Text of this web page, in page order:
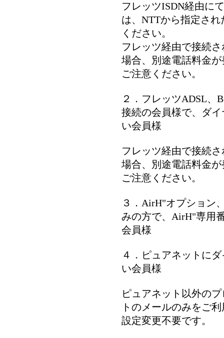
フレッツISDN経由に
は、NTTから指定さ
ください。
フレッツ経由で接続
場合、別途電話料金
ご注意ください。
２．フレッツADSL、
接続の会員様で、ダ
い会員様
フレッツ経由で接続
場合、別途電話料金
ご注意ください。
３．AirH"オプション
みの方で、AirH"専用
会員様
４．ピュアネットに
い会員様
ピュアネット以外の
トのメールのみをご
設定変更不要です。